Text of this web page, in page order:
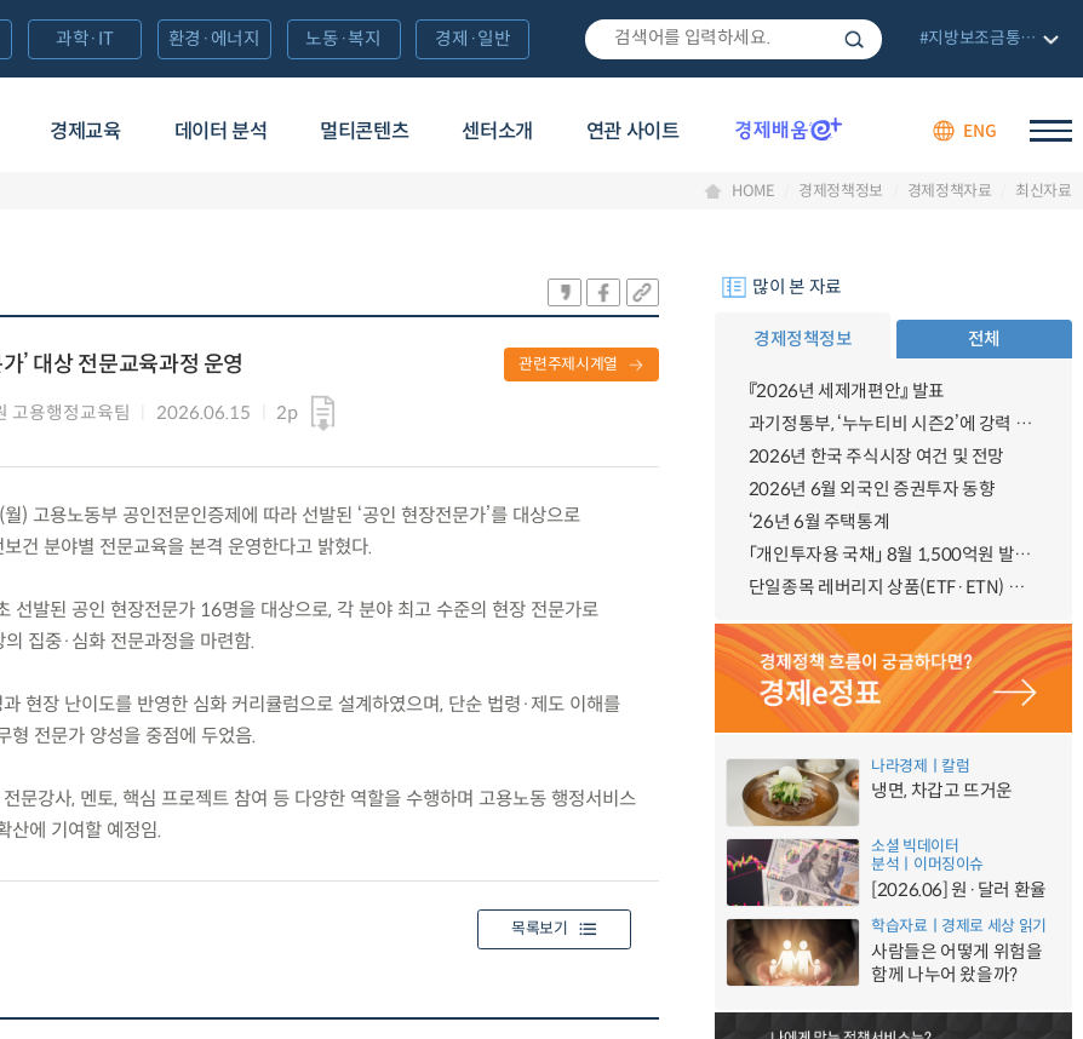
경제교육 데이터 분석 멀티콘텐츠 센터소개 연관 사이트 ENG
과학·IT 환경·에너지 노동·복지 경제·일반 #지방보조금통합관리망
HOME 경제정책정보 경제정책자료 최신자료
’ 대상 전문교육과정 운영
고용행정교육팀 2026.06.15 2p
관련주제시계열
) 고용노동부 공인전문인증제에 따라 선발된 ‘공인 현장전문가’를 대상으로
건 분야별 전문교육을 본격 운영한다고 밝혔다.
선발된 공인 현장전문가 16명을 대상으로, 각 분야 최고 수준의 현장 전문가로
집중·심화 전문과정을 마련함.
현장 난이도를 반영한 심화 커리큘럼으로 설계하였으며, 단순 법령·제도 이해를
형 전문가 양성을 중점에 두었음.
문강사, 멘토, 핵심 프로젝트 참여 등 다양한 역할을 수행하며 고용노동 행정서비스
산에 기여할 예정임.
목록보기
많이 본 자료
경제정책정보 전체
『2026년 세제개편안』 발표
과기정통부, ‘누누티비 시즌2’에 강력 대응 의지 밝혀
2026년 한국 주식시장 여건 및 전망
2026년 6월 외국인 증권투자 동향
‘26년 6월 주택통계
「개인투자용 국채」 8월 1,500억원 발행 예정
단일종목 레버리지 상품(ETF·ETN) 기본예탁금 강화 조기시행 방안 안내
나라경제ㅣ칼럼
냉면, 차갑고 뜨거운
소셜 빅데이터
분석ㅣ이머징이슈
[2026.06] 원·달러 환율
학습자료ㅣ경제로 세상 읽기
사람들은 어떻게 위험을
함께 나누어 왔을까?